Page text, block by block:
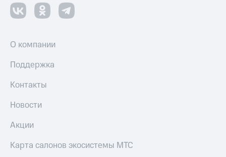
О компании
Поддержка
Контакты
Новости
Акции
Карта салонов экосистемы МТС